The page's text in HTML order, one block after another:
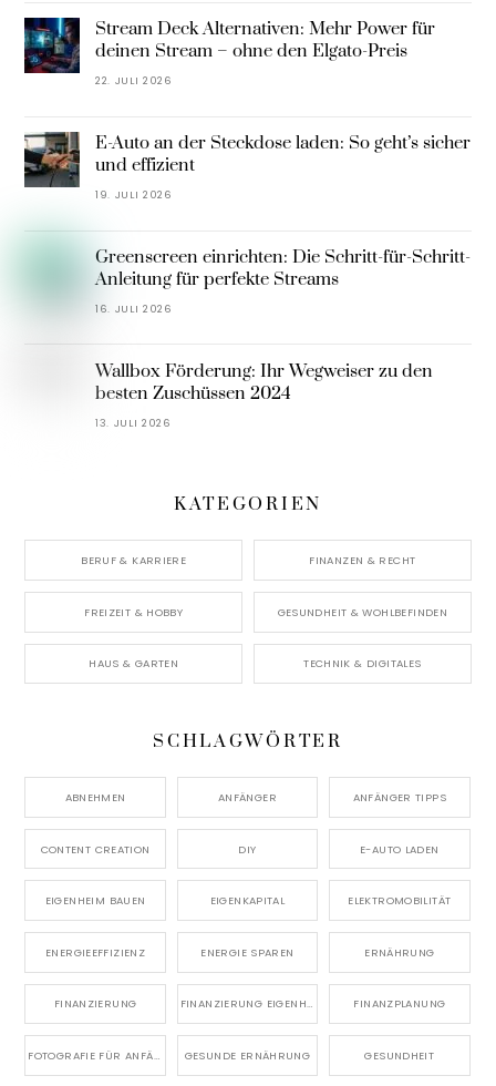
Stream Deck Alternativen: Mehr Power für
deinen Stream – ohne den Elgato-Preis
22. JULI 2026
E-Auto an der Steckdose laden: So geht’s sicher
und effizient
19. JULI 2026
Greenscreen einrichten: Die Schritt-für-Schritt-
Anleitung für perfekte Streams
16. JULI 2026
Wallbox Förderung: Ihr Wegweiser zu den
besten Zuschüssen 2024
13. JULI 2026
KATEGORIEN
BERUF & KARRIERE FINANZEN & RECHT
FREIZEIT & HOBBY GESUNDHEIT & WOHLBEFINDEN
HAUS & GARTEN TECHNIK & DIGITALES
SCHLAGWÖRTER
ABNEHMEN ANFÄNGER ANFÄNGER TIPPS
CONTENT CREATION DIY E-AUTO LADEN
EIGENHEIM BAUEN EIGENKAPITAL ELEKTROMOBILITÄT
ENERGIEEFFIZIENZ ENERGIE SPAREN ERNÄHRUNG
FINANZIERUNG FINANZIERUNG EIGENHEIM FINANZPLANUNG
FOTOGRAFIE FÜR ANFÄNGER GESUNDE ERNÄHRUNG GESUNDHEIT